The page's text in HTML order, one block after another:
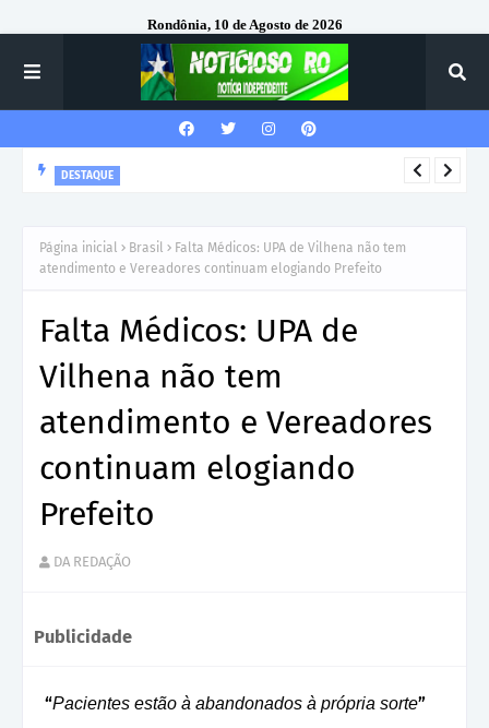
Rondônia, 10 de Agosto de 2026
DESTAQUE
Página inicial Brasil
Falta Médicos: UPA de Vilhena não tem
atendimento e Vereadores continuam elogiando Prefeito
Falta Médicos: UPA de
Vilhena não tem
atendimento e Vereadores
continuam elogiando
Prefeito
DA REDAÇÃO
Publicidade
“Pacientes estão à abandonados à própria sorte”